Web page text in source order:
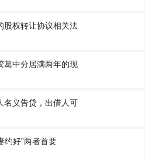
股权转让协议相关法
葛中分居满两年的现
名义告贷，出借人可
约好”两者首要